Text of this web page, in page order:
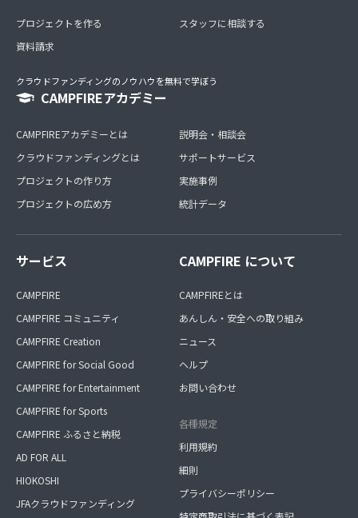
プロジェクトを作る
資料請求
スタッフに相談する
クラウドファンディングのノウハウを無料で学ぼう
CAMPFIREアカデミー
CAMPFIREアカデミーとは
クラウドファンディングとは
プロジェクトの作り方
プロジェクトの広め方
説明会・相談会
サポートサービス
実施事例
統計データ
サービス
CAMPFIRE
CAMPFIRE コミュニティ
CAMPFIRE Creation
CAMPFIRE for Social Good
CAMPFIRE for Entertainment
CAMPFIRE for Sports
CAMPFIRE ふるさと納税
AD FOR ALL
HIOKOSHI
JFAクラウドファンディング
CAMPFIRE について
CAMPFIREとは
あんしん・安全への取り組み
ニュース
ヘルプ
お問い合わせ
各種規定
利用規約
細則
プライバシーポリシー